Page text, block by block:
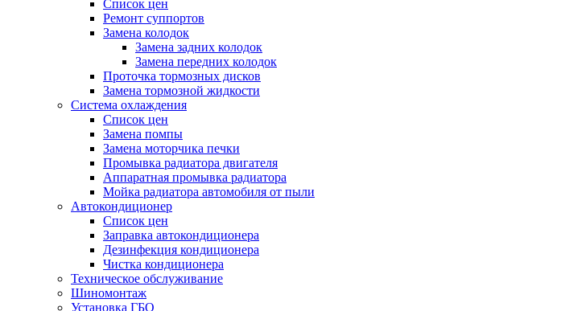
Список цен
Ремонт суппортов
Замена колодок
Замена задних колодок
Замена передних колодок
Проточка тормозных дисков
Замена тормозной жидкости
Система охлаждения
Список цен
Замена помпы
Замена моторчика печки
Промывка радиатора двигателя
Аппаратная промывка радиатора
Мойка радиатора автомобиля от пыли
Автокондиционер
Список цен
Заправка автокондиционера
Дезинфекция кондиционера
Чистка кондиционера
Техническое обслуживание
Шиномонтаж
Установка ГБО